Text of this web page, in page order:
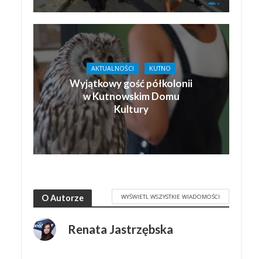
AKTUALNOŚCI KUTNO
Wyjątkowy gość półkolonii
w Kutnowskim Domu
Kultury
O Autorze WYŚWIETL WSZYSTKIE WIADOMOŚCI
Renata Jastrzębska